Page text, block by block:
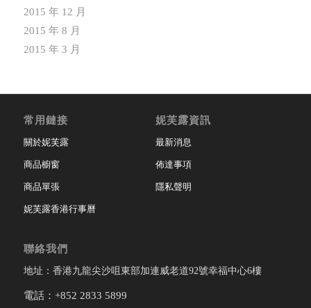
2015 年 12 月
2015 年 8 月
2015 年 3 月
常用鏈接
關於妮芙露
商品櫥窗
商品單張
妮芙露香港行事曆
妮芙露資訊
最新消息
佈達事項
隱私聲明
聯絡我們
地址：香港九龍尖沙咀東部加連威老道92號幸福中心6樓
電話：+852 2833 5899